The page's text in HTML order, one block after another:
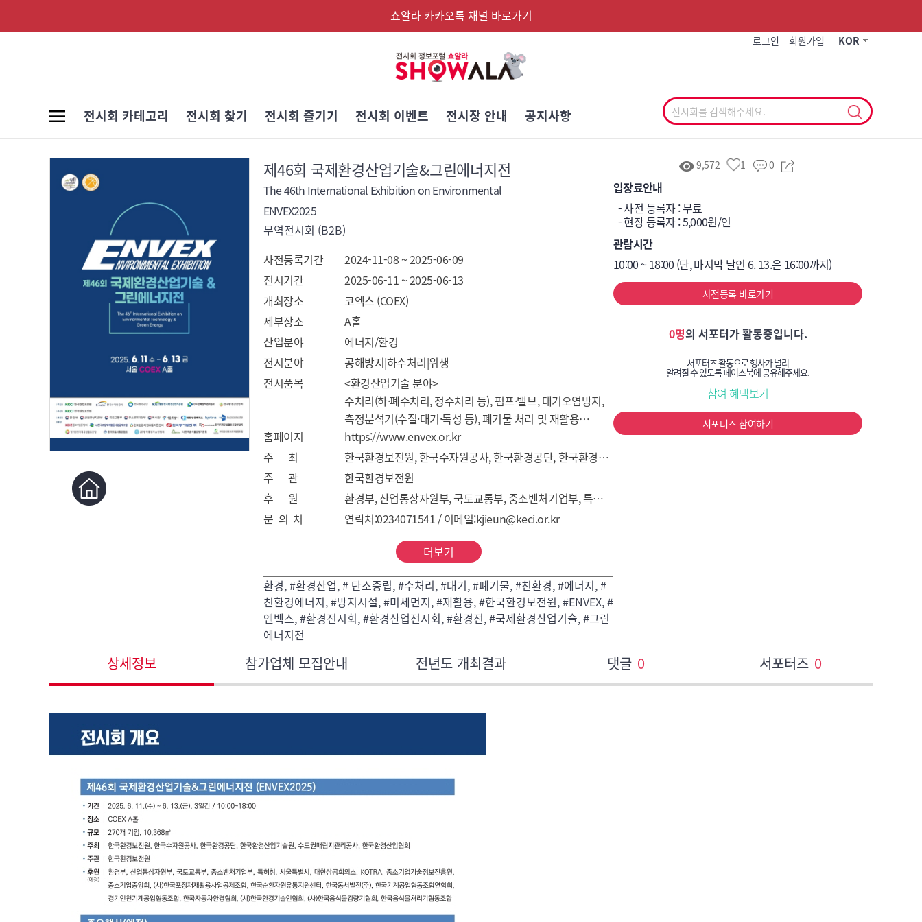
쇼알라 카카오톡 채널 바로가기
로그인 회원가입 KOR
전시회 카테고리 전시회 찾기 전시회 즐기기 전시회 이벤트 전시장 안내 공지사항
제46회 국제환경산업기술&그린에너지전
The 46th International Exhibition on Environmental
ENVEX2025
무역전시회 (B2B)
사전등록기간
2024-11-08 ~ 2025-06-09
전시기간
2025-06-11 ~ 2025-06-13
개최장소
코엑스 (COEX)
세부장소
A홀
산업분야
에너지/환경
전시분야
공해방지|하수처리|위생
전시품목
<환경산업기술 분야>
수처리(하·폐수처리, 정수처리 등), 펌프·밸브, 대기오염방지,
측정분석기(수질·대기·독성 등), 폐기물 처리 및 재활용
(산업폐기물·음식물쓰레기 등), 친환경 상품, 화학,
정부정책홍보 등
<탄소중립 분야>
탄소포집, 친환경 자동차, 태양광 및 태양열, 풍력, 수소 및
연료전지, 소수력 및 지열, 해양, 가스화 및 바이오에너지,
정부정책홍보 등
홈페이지
https://www.envex.or.kr
주 최
한국환경보전원, 한국수자원공사, 한국환경공단, 한국환경산업기술원, 수도권매립지관리공사, 한국환경산업협회 Korea Environmental Conservation Institute
주 관
한국환경보전원
후 원
환경부, 산업통상자원부, 국토교통부, 중소벤처기업부, 특허청, 서울특별시, 대한상공회의소, KOTRA, 중소기업기술정보진흥원, 중소기업중앙회, (사)한국포장재재활용사업공제조합, 한국순환자원유통지원센터, 한국동서발전(주), 한국기계공업협동조합연합회, 경기인천기계공업협동조합, 한국자동차환경협회, (사)한국환경기술인협회, (사)한국음식물감량기협회, 한국음식물처리기협동조합
문 의 처
연락처:0234071541 / 이메일:kjieun@keci.or.kr
더보기
환경, #환경산업, # 탄소중립, #수처리, #대기, #폐기물, #친환경, #에너지, #
친환경에너지, #방지시설, #미세먼지, #재활용, #한국환경보전원, #ENVEX, #
엔벡스, #환경전시회, #환경산업전시회, #환경전, #국제환경산업기술, #그린
에너지전
9,572 1 0
입장료안내
  - 현장 등록자 : 5,000원/인
관람시간
10:00 ~ 18:00 (단, 마지막 날인 6. 13.은 16:00까지)
사전등록 바로가기
0명의 서포터가 활동중입니다.
서포터즈 활동으로 행사가 널리
알려질 수 있도록 페이스북에 공유해주세요.
참여 혜택보기
서포터즈 참여하기
상세정보 참가업체 모집안내 전년도 개최결과 댓글 0 서포터즈 0